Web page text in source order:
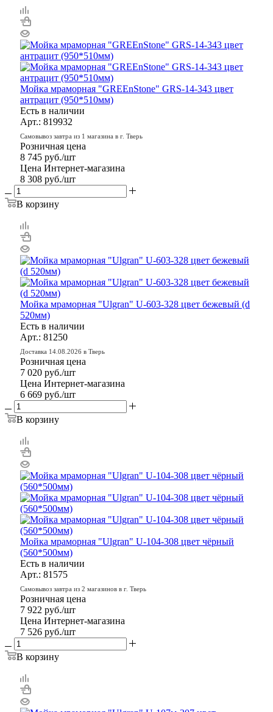
Мойка мраморная "GREEnStone" GRS-14-343 цвет
антрацит (950*510мм)
Есть в наличии
Арт.: 819932
Самовывоз завтра из 1 магазина в г. Тверь
Розничная цена
8 745 руб./шт
Цена Интернет-магазина
8 308 руб./шт
В корзину
Мойка мраморная "Ulgran" U-603-328 цвет бежевый (d
520мм)
Есть в наличии
Арт.: 81250
Доставка 14.08.2026 в Тверь
Розничная цена
7 020 руб./шт
Цена Интернет-магазина
6 669 руб./шт
В корзину
Мойка мраморная "Ulgran" U-104-308 цвет чёрный
(560*500мм)
Есть в наличии
Арт.: 81575
Самовывоз завтра из 2 магазинов в г. Тверь
Розничная цена
7 922 руб./шт
Цена Интернет-магазина
7 526 руб./шт
В корзину